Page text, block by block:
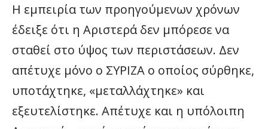
Η εμπειρία των προηγούμενων χρόνων
έδειξε ότι η Αριστερά δεν μπόρεσε να
σταθεί στο ύψος των περιστάσεων. Δεν
απέτυχε μόνο ο ΣΥΡΙΖΑ ο οποίος σύρθηκε,
υποτάχτηκε, «μεταλλάχτηκε» και
εξευτελίστηκε. Απέτυχε και η υπόλοιπη